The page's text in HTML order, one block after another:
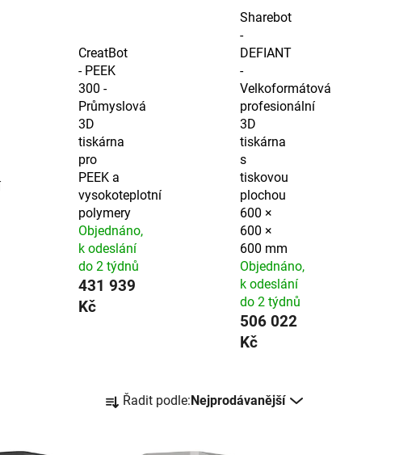
CreatBot
- PEEK
300 -
Průmyslová
3D
tiskárna
pro
PEEK a
vysokoteplotní
polymery
Objednáno,
k odeslání
do 2 týdnů
431 939
Kč
Sharebot
-
DEFIANT
-
Velkoformátová
profesionální
3D
tiskárna
s
tiskovou
plochou
600 ×
600 ×
600 mm
Objednáno,
k odeslání
do 2 týdnů
506 022
Kč
a
Řadit podle: Nejprodávanější